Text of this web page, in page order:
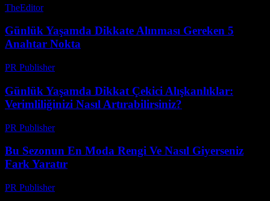
TheEditor-
Günlük Yaşamda Dikkate Alınması Gereken 5
Anahtar Nokta
PR Publisher-
Günlük Yaşamda Dikkat Çekici Alışkanlıklar:
Verimliliğinizi Nasıl Artırabilirsiniz?
PR Publisher-
Bu Sezonun En Moda Rengi Ve Nasıl Giyerseniz
Fark Yaratır
PR Publisher-